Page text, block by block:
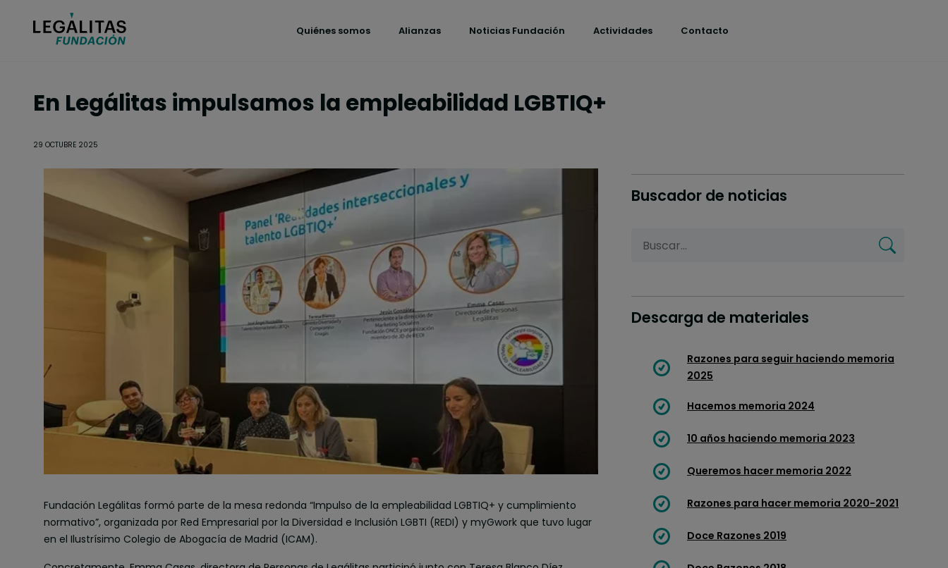
Quiénes somos Alianzas Noticias Fundación Actividades Contacto
En Legálitas impulsamos la empleabilidad LGBTIQ+
29 OCTUBRE 2025
Fundación Legálitas formó parte de la mesa redonda “Impulso de la empleabilidad LGBTIQ+ y cumplimiento
normativo”, organizada por Red Empresarial por la Diversidad e Inclusión LGBTI (REDI) y myGwork que tuvo lugar
en el Ilustrísimo Colegio de Abogacía de Madrid (ICAM).
Buscador de noticias
Descarga de materiales
Razones para seguir haciendo memoria
2025
Hacemos memoria 2024
10 años haciendo memoria 2023
Queremos hacer memoria 2022
Razones para hacer memoria 2020-2021
Doce Razones 2019